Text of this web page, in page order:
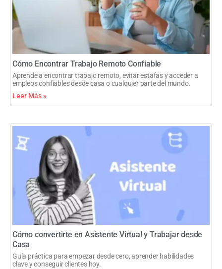
Cómo Encontrar Trabajo Remoto Confiable
Aprende a encontrar trabajo remoto, evitar estafas y acceder a
empleos confiables desde casa o cualquier parte del mundo.
Leer Más »
Cómo convertirte en Asistente Virtual y Trabajar desde
Casa
Guía práctica para empezar desde cero, aprender habilidades
clave y conseguir clientes hoy.